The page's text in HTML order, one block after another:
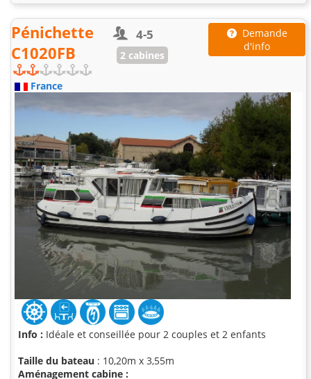
Pénichette
C1020FB
4-5
2 cabines
Demande
d'info
France
Info : Idéale et conseillée pour 2 couples et 2 enfants
Taille du bateau : 10,20m x 3,55m
Aménagement cabine :